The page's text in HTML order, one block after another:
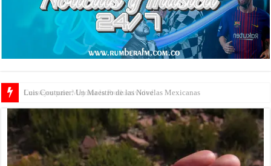
Consejos para Mejorar la Productividad